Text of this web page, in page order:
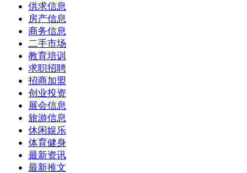
供求信息
房产信息
商务信息
二手市场
教育培训
求职招聘
招商加盟
创业投资
展会信息
旅游信息
休闲娱乐
体育健身
最新资讯
最新推文